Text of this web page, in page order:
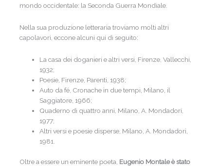
mondo occidentale: la Seconda Guerra Mondiale.
Nella sua produzione letteraria troviamo molti altri
capolavori, eccone alcuni qui di seguito:
La casa dei doganieri e altri versi, Firenze, Vallecchi,
1932;
Poesie, Firenze, Parenti, 1938;
Auto da fé, Cronache in due tempi, Milano, il
Saggiatore, 1966;
Quaderno di quattro anni, Milano, A. Mondadori,
1977;
Altri versi e poesie disperse, Milano, A. Mondadori,
1981.
Oltre a essere un eminente poeta, Eugenio Montale è stato